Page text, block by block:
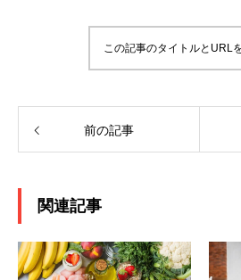
この記事のタイトルとURL
前の記事
関連記事